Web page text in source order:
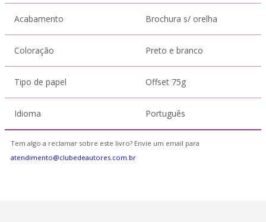
Acabamento Brochura s/ orelha
Coloração Preto e branco
Tipo de papel Offset 75g
Idioma Português
Tem algo a reclamar sobre este livro? Envie um email para
atendimento@clubedeautores.com.br